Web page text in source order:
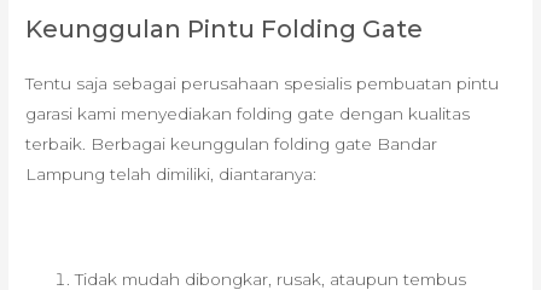
Keunggulan Pintu Folding Gate
Tentu saja sebagai perusahaan spesialis pembuatan pintu
garasi kami menyediakan folding gate dengan kualitas
terbaik. Berbagai keunggulan folding gate Bandar
Lampung telah dimiliki, diantaranya:
Tidak mudah dibongkar, rusak, ataupun tembus